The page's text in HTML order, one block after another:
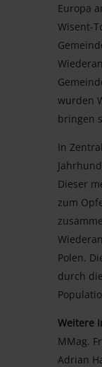
Europa
Wisent-
wurden
bringen
In
Dieser
zum
Polen.
durch
Weitere
MMag.
Adrian